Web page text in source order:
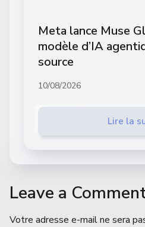
Meta lance Muse
modèle d’IA
source
10/08/2026
Lire la
Leave a
Votre adresse e-mail ne sera